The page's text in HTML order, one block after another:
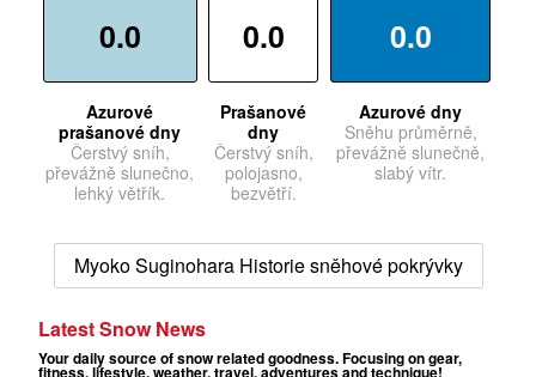
0.0
Azurové
prašanové dny
Čerstvý sníh,
převážně slunečno,
lehký větřík.
0.0
Prašanové
dny
Čerstvý sníh,
polojasno,
bezvětří.
0.0
Azurové dny
Sněhu průměrně,
převážně slunečně,
slabý vítr.
Myoko Suginohara Historie sněhové pokrývky